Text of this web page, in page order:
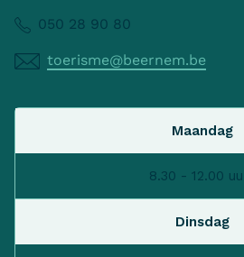
050 28 90 80
toerisme@beernem.be
Maandag
8.30 - 12.00
Dinsdag